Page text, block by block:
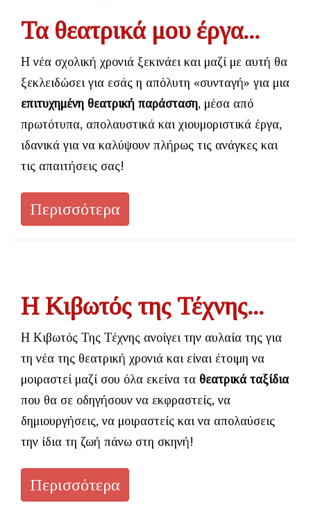
Τα θεατρικά μου έργα...
Η νέα σχολική χρονιά ξεκινάει και μαζί με αυτή θα
ξεκλειδώσει για εσάς η απόλυτη «συνταγή» για μια
επιτυχημένη θεατρική παράσταση, μέσα από
πρωτότυπα, απολαυστικά και χιουμοριστικά έργα,
ιδανικά για να καλύψουν πλήρως τις ανάγκες και
τις απαιτήσεις σας!
Περισσότερα
Η Κιβωτός της Τέχνης...
Η Κιβωτός Της Τέχνης ανοίγει την αυλαία της για
τη νέα της θεατρική χρονιά και είναι έτοιμη να
μοιραστεί μαζί σου όλα εκείνα τα θεατρικά ταξίδια
που θα σε οδηγήσουν να εκφραστείς, να
δημιουργήσεις, να μοιραστείς και να απολαύσεις
την ίδια τη ζωή πάνω στη σκηνή!
Περισσότερα